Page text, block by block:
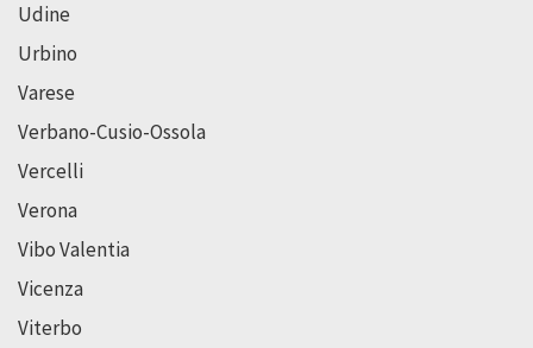
Udine
Urbino
Varese
Verbano-Cusio-Ossola
Vercelli
Verona
Vibo Valentia
Vicenza
Viterbo